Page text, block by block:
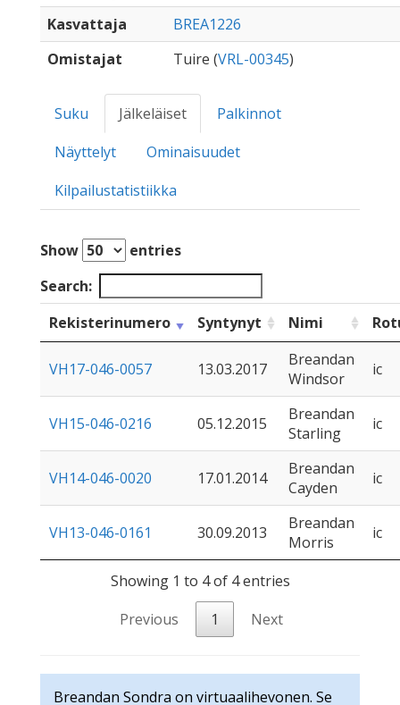
Kasvattaja
BREA1226
Omistajat
Tuire (VRL-00345)
Suku Jälkeläiset
Palkinnot
Näyttelyt
Ominaisuudet
Kilpailustatistiikka
Show
entries
Search:
Rekisterinumero
Syntynyt Nimi
VH17-046-0057 13.03.2017
Breandan
Windsor
ic
VH15-046-0216 05.12.2015
Breandan
Starling
ic
VH14-046-0020 17.01.2014
Breandan
Cayden
ic
VH13-046-0161 30.09.2013
Breandan
Morris
ic
Showing 1 to 4 of 4 entries
Previous
1 Next
Breandan Sondra on virtuaalihevonen. Se